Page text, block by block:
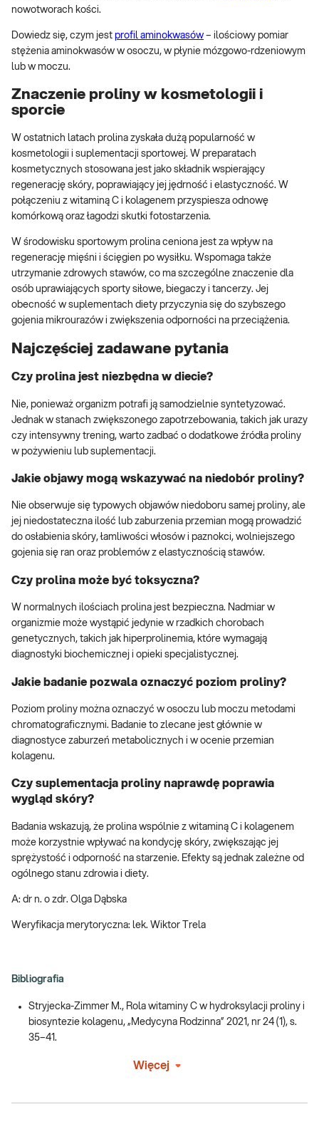
nowotworach kości.
Dowiedz się, czym jest profil aminokwasów – ilościowy pomiar
stężenia aminokwasów w osoczu, w płynie mózgowo-rdzeniowym
lub w moczu.
Znaczenie proliny w kosmetologii i
sporcie
W ostatnich latach prolina zyskała dużą popularność w
kosmetologii i suplementacji sportowej. W preparatach
kosmetycznych stosowana jest jako składnik wspierający
regenerację skóry, poprawiający jej jędrność i elastyczność. W
połączeniu z witaminą C i kolagenem przyspiesza odnowę
komórkową oraz łagodzi skutki fotostarzenia.
W środowisku sportowym prolina ceniona jest za wpływ na
regenerację mięśni i ścięgien po wysiłku. Wspomaga także
utrzymanie zdrowych stawów, co ma szczególne znaczenie dla
osób uprawiających sporty siłowe, biegaczy i tancerzy. Jej
obecność w suplementach diety przyczynia się do szybszego
gojenia mikrourazów i zwiększenia odporności na przeciążenia.
Najczęściej zadawane pytania
Czy prolina jest niezbędna w diecie?
Nie, ponieważ organizm potrafi ją samodzielnie syntetyzować.
Jednak w stanach zwiększonego zapotrzebowania, takich jak urazy
czy intensywny trening, warto zadbać o dodatkowe źródła proliny
w pożywieniu lub suplementacji.
Jakie objawy mogą wskazywać na niedobór proliny?
Nie obserwuje się typowych objawów niedoboru samej proliny, ale
jej niedostateczna ilość lub zaburzenia przemian mogą prowadzić
do osłabienia skóry, łamliwości włosów i paznokci, wolniejszego
gojenia się ran oraz problemów z elastycznością stawów.
Czy prolina może być toksyczna?
W normalnych ilościach prolina jest bezpieczna. Nadmiar w
organizmie może wystąpić jedynie w rzadkich chorobach
genetycznych, takich jak hiperprolinemia, które wymagają
diagnostyki biochemicznej i opieki specjalistycznej.
Jakie badanie pozwala oznaczyć poziom proliny?
Poziom proliny można oznaczyć w osoczu lub moczu metodami
chromatograficznymi. Badanie to zlecane jest głównie w
diagnostyce zaburzeń metabolicznych i w ocenie przemian
kolagenu.
Czy suplementacja proliny naprawdę poprawia
wygląd skóry?
Badania wskazują, że prolina wspólnie z witaminą C i kolagenem
może korzystnie wpływać na kondycję skóry, zwiększając jej
sprężystość i odporność na starzenie. Efekty są jednak zależne od
ogólnego stanu zdrowia i diety.
A: dr n. o zdr. Olga Dąbska
Weryfikacja merytoryczna: lek. Wiktor Trela
Bibliografia
Stryjecka-Zimmer M., Rola witaminy C w hydroksylacji proliny i
biosyntezie kolagenu, „Medycyna Rodzinna” 2021, nr 24 (1), s.
35–41.
Więcej